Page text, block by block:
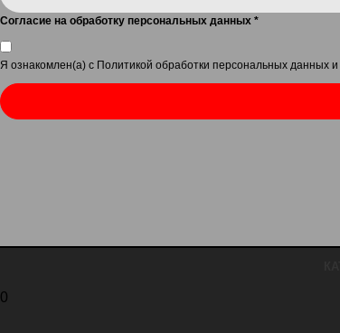
Согласие на обработку персональных данных *
Я ознакомлен(а) с Политикой обработки персональных данных
0